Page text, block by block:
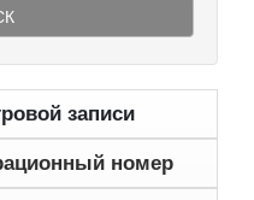
записи
номер